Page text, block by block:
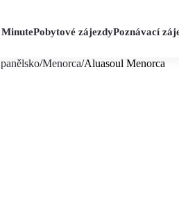
Pobytové zájezdyPoznávací
/Menorca/Aluasoul Menorca